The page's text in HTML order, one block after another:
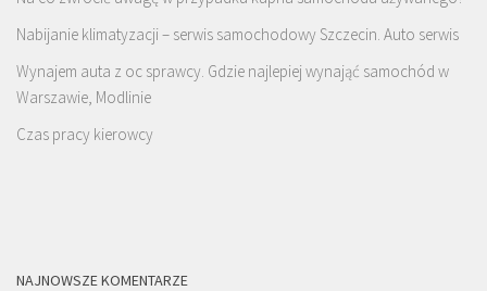
Nabijanie klimatyzacji – serwis samochodowy Szczecin. Auto serwis
Wynajem auta z oc sprawcy. Gdzie najlepiej wynająć samochód w
Warszawie, Modlinie
Czas pracy kierowcy
NAJNOWSZE KOMENTARZE